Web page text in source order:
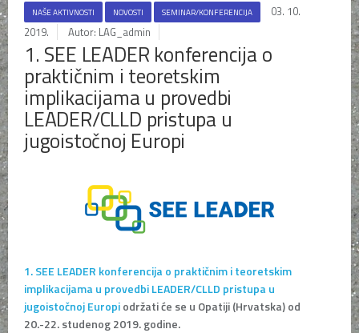
NAŠE AKTIVNOSTI NOVOSTI SEMINAR/KONFERENCIJA
03. 10.
2019.
Autor: LAG_admin
1. SEE LEADER konferencija o
praktičnim i teoretskim
implikacijama u provedbi
LEADER/CLLD pristupa u
jugoistočnoj Europi
1. SEE LEADER konferencija o praktičnim i teoretskim
implikacijama u provedbi LEADER/CLLD pristupa u
jugoistočnoj Europiodržati će se u Opatiji (Hrvatska) od
20.-22. studenog 2019. godine.